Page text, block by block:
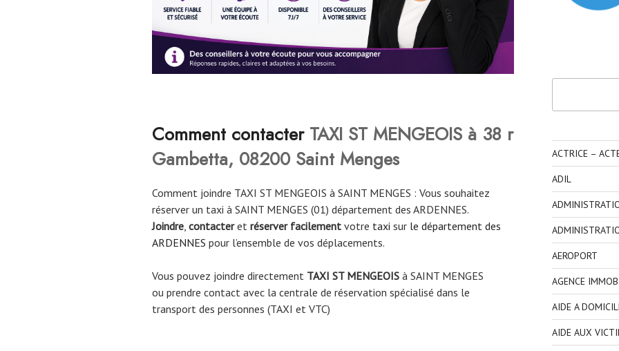
Comment contacterTAXI ST MENGEOIS à 38 r
Gambetta, 08200 Saint Menges
Comment joindre TAXI ST MENGEOIS à SAINT MENGES : Vous souhaitez
réserver un taxi à SAINT MENGES (01) département des ARDENNES.
Joindre, contacteret réserver facilement votre taxi sur le département des
ARDENNES pour l’ensemble de vos déplacements.
Vous pouvez joindre directement TAXI ST MENGEOIS à SAINT MENGES
ou prendre contact avec la centrale de réservation spécialisé dans le
transport des personnes (TAXI et VTC)
ACTRICE –
ADIL
AEROPORT
AGENCE
AIDE A
AIDE AUX